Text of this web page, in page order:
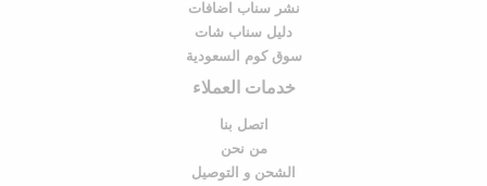
نشر سناب اضافات
دليل سناب شات
سوق كوم السعودية
خدمات العملاء
اتصل بنا
من نحن
الشحن و التوصيل